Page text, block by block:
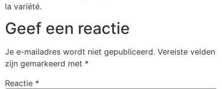
la variété.
Geef een reactie
Je e-mailadres wordt niet gepubliceerd. Vereiste velden
zijn gemarkeerd met *
Reactie *